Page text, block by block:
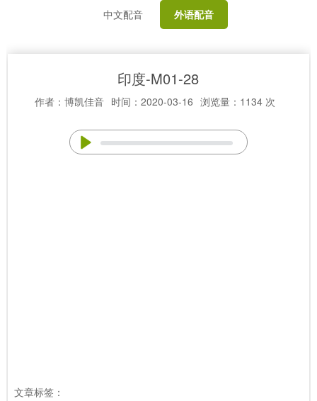
中文配音 外语配音
印度-M01-28
作者：博凯佳音 时间：2020-03-16 浏览量：1134 次
文章标签：